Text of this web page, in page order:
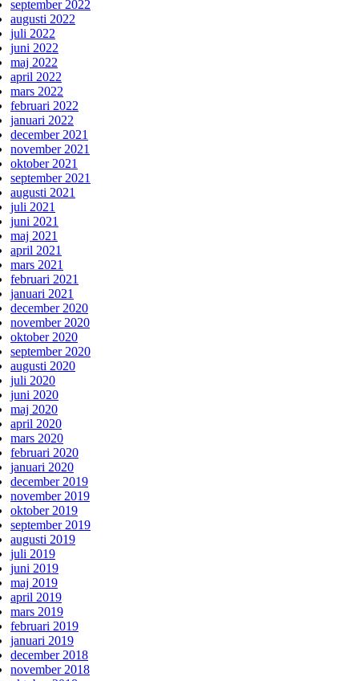
september 2022
augusti 2022
juli 2022
juni 2022
maj 2022
april 2022
mars 2022
februari 2022
januari 2022
december 2021
november 2021
oktober 2021
september 2021
augusti 2021
juli 2021
juni 2021
maj 2021
april 2021
mars 2021
februari 2021
januari 2021
december 2020
november 2020
oktober 2020
september 2020
augusti 2020
juli 2020
juni 2020
maj 2020
april 2020
mars 2020
februari 2020
januari 2020
december 2019
november 2019
oktober 2019
september 2019
augusti 2019
juli 2019
juni 2019
maj 2019
april 2019
mars 2019
februari 2019
januari 2019
december 2018
november 2018